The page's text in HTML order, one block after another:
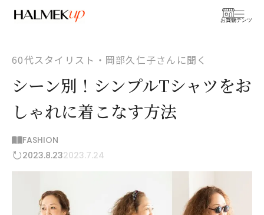
お買物
コンテンツ
60代スタイリスト・岡部久仁子さんに聞く
シーン別！シンプルTシャツをお
しゃれに着こなす方法
FASHION
2023.8.232023.7.24